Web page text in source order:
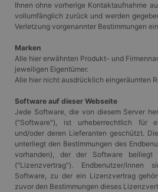
Ihnen ohne vorherige Kontaktaufnahme
vollumfänglich zurück und werden
Verletzung vorgenannter Bestimmungen
Marken
Alle hier erwähnten Produkt- und
jeweiligen Eigentümer.
Alle hier nicht ausdrücklich eingeräumten
Software auf dieser Webseite
Jede Software, die von diesem Server
("Software"), ist urheberrechtlich für
und/oder deren Lieferanten geschützt.
unterliegt den Bestimmungen des
vorhanden), der der Software
("Lizenzvertrag"). Endbenutzer/
Software, zu der ein Lizenzvertrag
zuvor den Bestimmungen dieses